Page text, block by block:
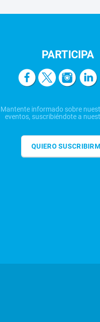
PARTICIPA
Mantente informado sobre
eventos, suscribiéndote a
QUIERO